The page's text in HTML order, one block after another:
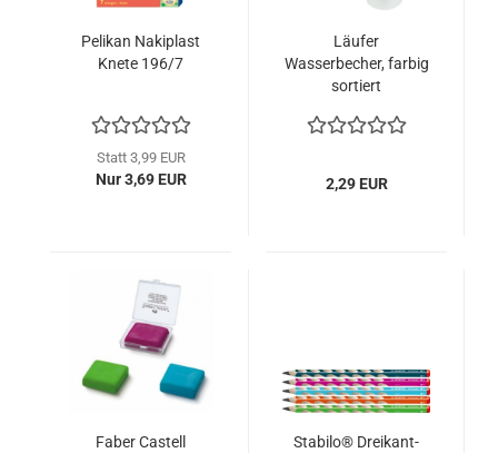
Pelikan Nakiplast
Knete 196/7
Statt 3,99 EUR
Nur 3,69 EUR
Läufer
Wasserbecher, farbig
sortiert
2,29 EUR
Faber Castell
Stabilo® Dreikant-